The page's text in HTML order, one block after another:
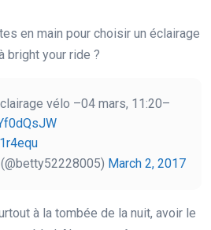
en main pour choisir un éclairage
bright your ride ?
vélo –04 mars, 11:20–
March 2, 2017
à la tombée de la nuit, avoir le